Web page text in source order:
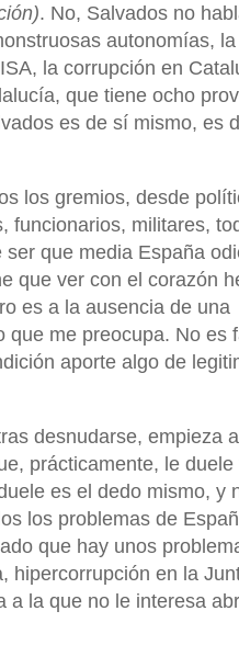
. No, Salvados no
autonomías,
la corrupción en
que tiene ocho
es de sí mismo, es
los gremios, desde
funcionarios, militares,
que media España
que ver con el corazón
es a la ausencia de una
me preocupa. No es
aporte algo de
desnudarse, empieza
prácticamente, le duele
es el dedo mismo, y
los problemas de
que hay unos
hipercorrupción en la
a la que no le interesa